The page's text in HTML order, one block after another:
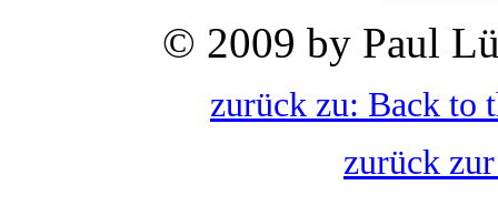
© 2009 by Paul
zurück zu: Back to
zurück